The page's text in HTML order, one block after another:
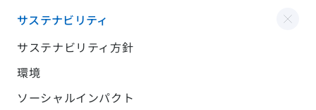
サステナビリティ
サステナビリティ方針
環境
ソーシャルインパクト